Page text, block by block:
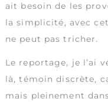
ait besoin de les
la simplicité, avec
ne peut pas tricher.
Le reportage, je l’ai
là, témoin discrète,
mais pleinement